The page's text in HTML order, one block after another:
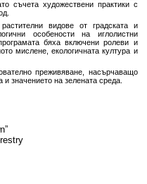
съчета художествени практики с
видове от градската и
особености на иглолистни
бяха включени ролеви и
мислене, екологичната култура и
преживяване, насърчаващо
значението на зелената среда.